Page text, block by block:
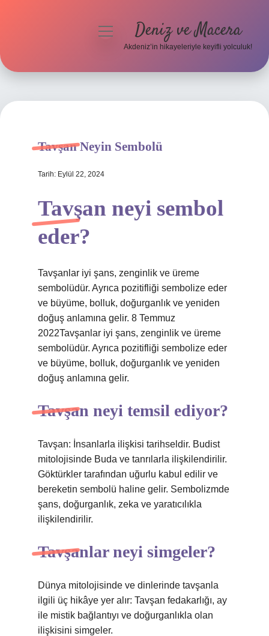
Hakkımızda
menüyü Deniz ve Macera
Akdeniz’in hikayeleriyle keyifli yolculuk!
Tavşan Neyin Sembolü
Tarih: Eylül 22, 2024
Tavşan neyi sembol
eder?
Tavşanlar iyi şans, zenginlik ve üreme
sembolüdür. Ayrıca pozitifliği sembolize eder
ve büyüme, bolluk, doğurganlık ve yeniden
doğuş anlamına gelir. 8 Temmuz
2022Tavşanlar iyi şans, zenginlik ve üreme
sembolüdür. Ayrıca pozitifliği sembolize eder
ve büyüme, bolluk, doğurganlık ve yeniden
doğuş anlamına gelir.
Tavşan neyi temsil ediyor?
Tavşan: İnsanlarla ilişkisi tarihseldir. Budist
mitolojisinde Buda ve tanrılarla ilişkilendirilir.
Göktürkler tarafından uğurlu kabul edilir ve
bereketin sembolü haline gelir. Sembolizmde
şans, doğurganlık, zeka ve yaratıcılıkla
ilişkilendirilir.
Tavşanlar neyi simgeler?
Dünya mitolojisinde ve dinlerinde tavşanla
ilgili üç hikâye yer alır: Tavşan fedakarlığı, ay
ile mistik bağlantıyı ve doğurganlıkla olan
ilişkisini simgeler.